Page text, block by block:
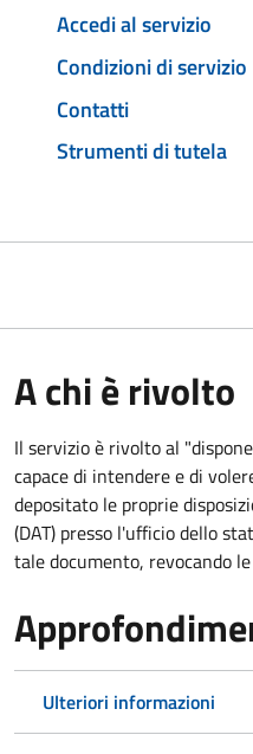
Accedi al servizio
Condizioni di servizio
Contatti
Strumenti di tutela
A chi è rivolto
Il servizio è rivolto al
capace di intendere e di
depositato le proprie
(DAT) presso l'ufficio dello
tale documento, revocando
Ulteriori informazioni